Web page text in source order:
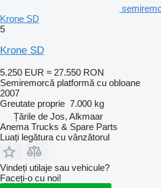
Krone SD
5
Krone SD
5.250 EUR ≈ 27.550 RON
Semiremorcă platformă cu obloane
2007
Greutate proprie 7.000 kg
Țările de Jos, Alkmaar
Anema Trucks & Spare Parts
Luați legătura cu vânzătorul
Vindeți utilaje sau vehicule?
Faceți-o cu noi!